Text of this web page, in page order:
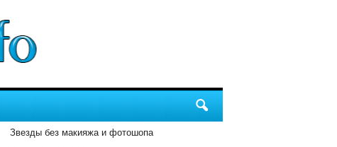
Звезды без макияжа и фотошопа